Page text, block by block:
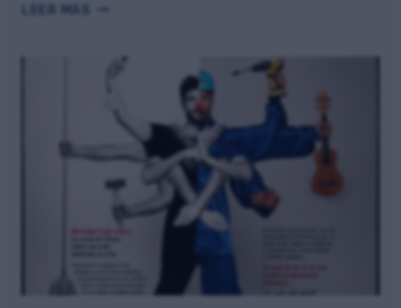
LEER MÁS